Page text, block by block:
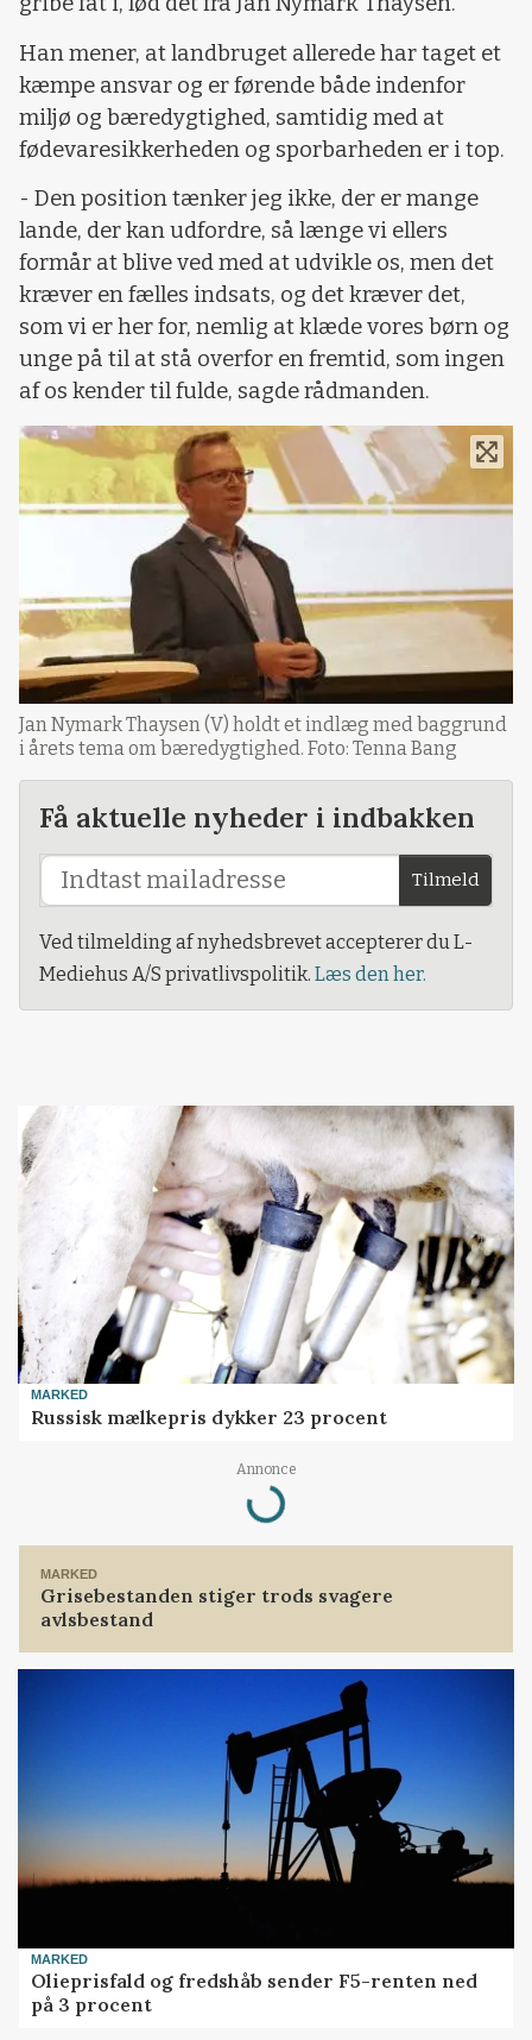
Han mener, at landbruget allerede har taget et
kæmpe ansvar og er førende både indenfor
miljø og bæredygtighed, samtidig med at
fødevaresikkerheden og sporbarheden er i top.
- Den position tænker jeg ikke, der er mange
lande, der kan udfordre, så længe vi ellers
formår at blive ved med at udvikle os, men det
kræver en fælles indsats, og det kræver det,
som vi er her for, nemlig at klæde vores børn og
unge på til at stå overfor en fremtid, som ingen
af os kender til fulde, sagde rådmanden.
Jan Nymark Thaysen (V) holdt et indlæg med baggrund
i årets tema om bæredygtighed. Foto: Tenna Bang
Få aktuelle nyheder i indbakken
Tilmeld
Ved tilmelding af nyhedsbrevet accepterer du L-
Mediehus A/S privatlivspolitik. Læs den her.
MARKED
Russisk mælkepris dykker 23 procent
Annonce
Loading...
MARKED
Grisebestanden stiger trods svagere
avlsbestand
MARKED
Olieprisfald og fredshåb sender F5-renten ned
på 3 procent